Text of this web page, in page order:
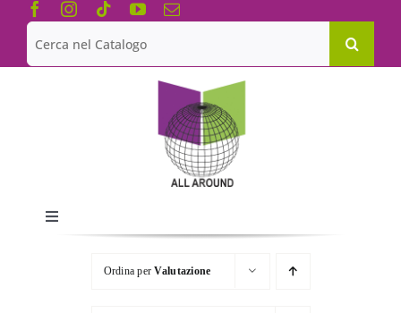
Salta
contenuto
Cerca
per:
Toggle
Navigation
Chi siamo
Ordina perValutazione